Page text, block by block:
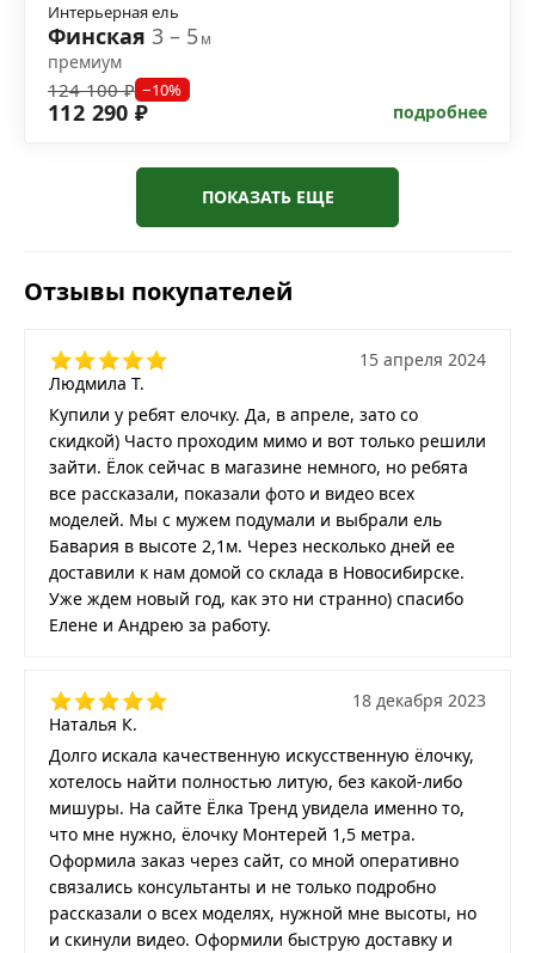
Интерьерная ель
Финская 3 – 5м
премиум
124 100 ₽ −10%
112 290 ₽ подробнее
ПОКАЗАТЬ ЕЩЕ
Отзывы покупателей
Людмила Т.
15 апреля 2024
Купили у ребят елочку. Да, в апреле, зато со
скидкой) Часто проходим мимо и вот только решили
зайти. Ёлок сейчас в магазине немного, но ребята
все рассказали, показали фото и видео всех
моделей. Мы с мужем подумали и выбрали ель
Бавария в высоте 2,1м. Через несколько дней ее
доставили к нам домой со склада в Новосибирске.
Уже ждем новый год, как это ни странно) спасибо
Елене и Андрею за работу.
Наталья К.
18 декабря 2023
Долго искала качественную искусственную ёлочку,
хотелось найти полностью литую, без какой-либо
мишуры. На сайте Ёлка Тренд увидела именно то,
что мне нужно, ёлочку Монтерей 1,5 метра.
Оформила заказ через сайт, со мной оперативно
связались консультанты и не только подробно
рассказали о всех моделях, нужной мне высоты, но
и скинули видео. Оформили быструю доставку и